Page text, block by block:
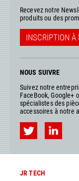
Recevez notre
produits ou des
INSCRIPTION À
NOUS SUIVRE
Suivez notre
FaceBook, Google+
spécialistes des
accessoires à notre
JR TECH